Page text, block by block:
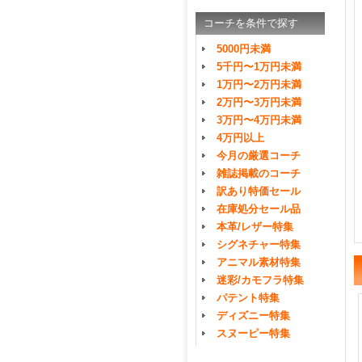
コーチを条件で探す
5000円未満
5千円〜1万円未満
1万円〜2万円未満
2万円〜3万円未満
3万円〜4万円未満
4万円以上
今月の厳選コーチ
雑誌掲載のコーチ
訳あり特価セール
在庫処分セール品
本革/レザー特集
シグネチャー特集
アニマル素材特集
迷彩/カモフラ特集
パテント特集
ディズニー特集
スヌーピー特集